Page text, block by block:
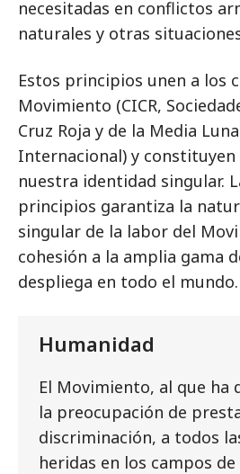
necesitadas en conflictos
naturales y otras
Estos principios unen a los
Movimiento (CICR,
Cruz Roja y de la Media
Internacional) y
nuestra identidad singular.
principios garantiza la
singular de la labor del
cohesión a la amplia gama
despliega en todo el mundo.
Humanidad
El Movimiento, al que ha
la preocupación de
discriminación, a todos
heridas en los campos